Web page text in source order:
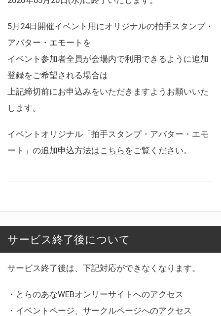
5月24日開催イベント用にオリジナルの拍手スタンプ・
アバター・エモートを
イベント参加者全員が会場内で利用できるように追加
登録をご希望される場合は
上記締切前にお申込みをいただきますようお願いいた
します。
イベントオリジナル「拍手スタンプ・アバター・エモ
ート」の追加申込方法はこちら をご覧ください。
サービス終了後について
サービス終了後は、下記対応ができなくなります。
・とらのあなWEBオンリーサイトへのアクセス
・イベントページ、サークルページへのアクセス